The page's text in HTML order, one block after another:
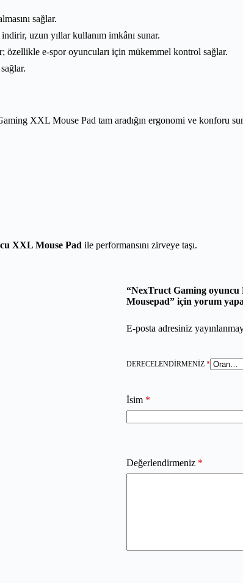
sağlar.
uzun yıllar kullanım imkânı sunar.
özellikle e-spor oyuncuları için mükemmel kontrol sağlar.
XXL Mouse Pad tam aradığın ergonomi ve konforu
XXL Mouse Pad ile performansını zirveye taşı.
“NexTruct Gaming oyuncu
Mousepad” için yorum
E-posta adresiniz
DERECELENDIRMENIZ*
İsim *
Değerlendirmeniz *